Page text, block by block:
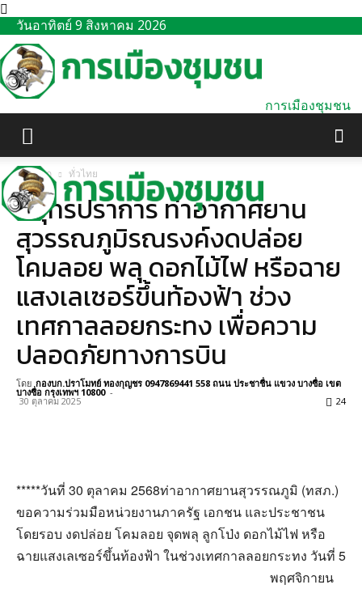
วันอาทิตย์ 9 สิงหาคม 2026
การเมืองชุมชน
หน้าแรก ทั่วไทย
สมุทรปราการ ท่าอากาศยาน
สุวรรณภูมิรณรงค์งดปล่อย
โคมลอย พลุ ดอกไม้ไฟ หรือฉาย
แสงเลเซอร์ขึ้นท้องฟ้า ช่วง
เทศกาลลอยกระทง เพื่อความ
ปลอดภัยทางการบิน
โดย กองบก.ปราโมทย์ ทองกุญชร 0947869441 558 ถนน ประชาชื่น แขวง บางซื่อ เขต
บางซื่อ กรุงเทพฯ 10800 -
30 ตุลาคม 2025 24
*****วันที่ 30 ตุลาคม 2568ท่าอากาศยานสุวรรณภูมิ (ทสภ.)
ขอความร่วมมือหน่วยงานภาครัฐ เอกชน และประชาชน
โดยรอบ งดปล่อย โคมลอย จุดพลุ ลูกโป่ง ดอกไม้ไฟ หรือ
ฉายแสงเลเซอร์ขึ้นท้องฟ้า ในช่วงเทศกาลลอยกระทง วันที่ 5
พฤศจิกายน